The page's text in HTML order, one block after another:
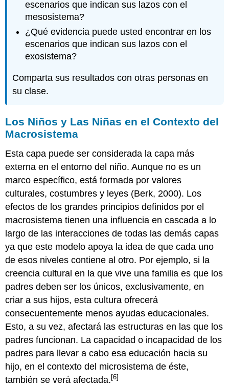
escenarios que indican sus lazos con el
mesosistema?
¿Qué evidencia puede usted encontrar en los
escenarios que indican sus lazos con el
exosistema?
Comparta sus resultados con otras personas en
su clase.
Los Niños y Las Niñas en el Contexto del
Macrosistema
Esta capa puede ser considerada la capa más
externa en el entorno del niño. Aunque no es un
marco específico, está formada por valores
culturales, costumbres y leyes (Berk, 2000). Los
efectos de los grandes principios definidos por el
macrosistema tienen una influencia en cascada a lo
largo de las interacciones de todas las demás capas
ya que este modelo apoya la idea de que cada uno
de esos niveles contiene al otro. Por ejemplo, si la
creencia cultural en la que vive una familia es que los
padres deben ser los únicos, exclusivamente, en
criar a sus hijos, esta cultura ofrecerá
consecuentemente menos ayudas educacionales.
Esto, a su vez, afectará las estructuras en las que los
padres funcionan. La capacidad o incapacidad de los
padres para llevar a cabo esa educación hacia su
hijo, en el contexto del microsistema de éste,
también se verá afectada. [6]